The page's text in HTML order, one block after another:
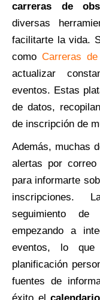
carreras de
diversas
facilitarte la vida.
comoCarreras
actualizar
eventos. Estas
de datos,
de inscripción de
Además, muchas
alertas por
para informarte
inscripciones.
seguimiento de
empezando a
eventos, lo
planificación
fuentes de